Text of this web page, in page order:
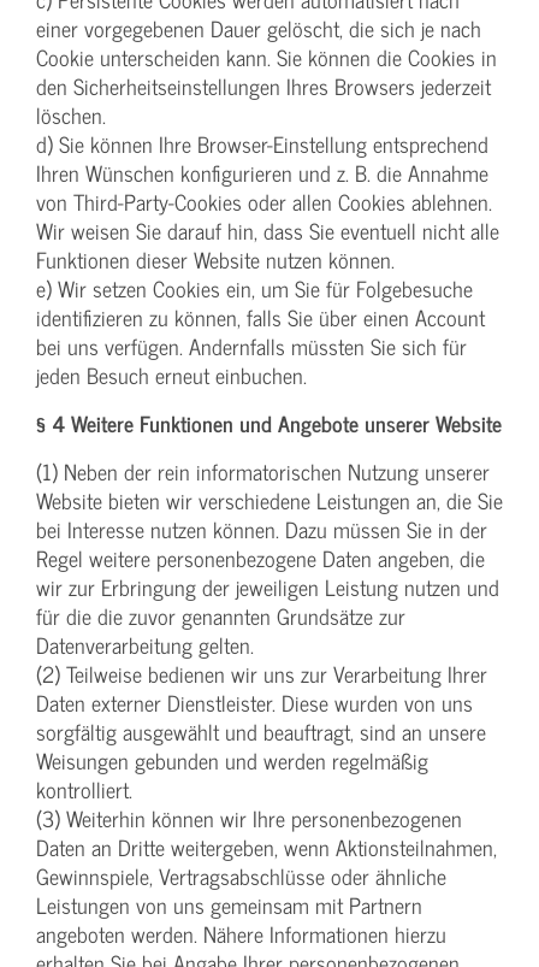
einer vorgegebenen Dauer gelöscht, die sich je nach
Cookie unterscheiden kann. Sie können die Cookies in
den Sicherheitseinstellungen Ihres Browsers jederzeit
löschen.
d) Sie können Ihre Browser-Einstellung entsprechend
Ihren Wünschen konfigurieren und z. B. die Annahme
von Third-Party-Cookies oder allen Cookies ablehnen.
Wir weisen Sie darauf hin, dass Sie eventuell nicht alle
Funktionen dieser Website nutzen können.
e) Wir setzen Cookies ein, um Sie für Folgebesuche
identifizieren zu können, falls Sie über einen Account
bei uns verfügen. Andernfalls müssten Sie sich für
jeden Besuch erneut einbuchen.
§ 4 Weitere Funktionen und Angebote unserer Website
(1) Neben der rein informatorischen Nutzung unserer
Website bieten wir verschiedene Leistungen an, die Sie
bei Interesse nutzen können. Dazu müssen Sie in der
Regel weitere personenbezogene Daten angeben, die
wir zur Erbringung der jeweiligen Leistung nutzen und
für die die zuvor genannten Grundsätze zur
Datenverarbeitung gelten.
(2) Teilweise bedienen wir uns zur Verarbeitung Ihrer
Daten externer Dienstleister. Diese wurden von uns
sorgfältig ausgewählt und beauftragt, sind an unsere
Weisungen gebunden und werden regelmäßig
kontrolliert.
(3) Weiterhin können wir Ihre personenbezogenen
Daten an Dritte weitergeben, wenn Aktionsteilnahmen,
Gewinnspiele, Vertragsabschlüsse oder ähnliche
Leistungen von uns gemeinsam mit Partnern
angeboten werden. Nähere Informationen hierzu